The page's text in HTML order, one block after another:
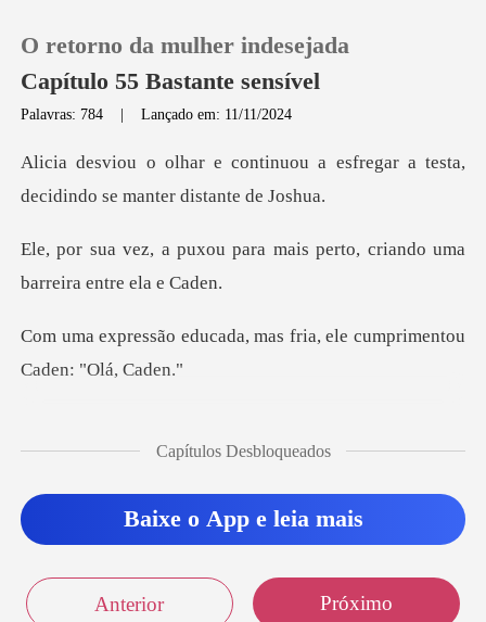
0
Histórico
O retorno da mulher indesejada
Capítulo 55 Bastante sensível
Palavras: 784 |Lançado em: 11/11/2024
uou a esfregar a testa,
decidin
ara mais perto, criando uma
a, mas fria, ele cumprim
ve
Capítulos Desbloqueados
Baixe o App e leia mais
Anterior Próximo